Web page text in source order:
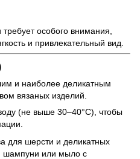
особого внимания,
и привлекательный вид.
и наиболее деликатным
вязаных изделий.
(не выше 30–40°C), чтобы
для шерсти и деликатных
шампуни или мыло с